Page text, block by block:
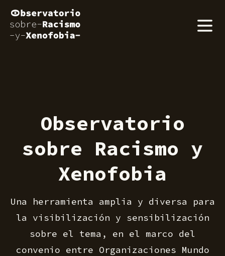
Observatorio
sobre Racismo y
Xenofobia
Una herramienta amplia y diversa para
la visibilización y sensibilización
sobre el tema, en el marco del
convenio entre Organizaciones Mundo